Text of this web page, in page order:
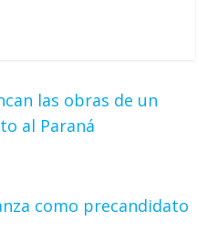
las obras de un
al Paraná
como precandidato